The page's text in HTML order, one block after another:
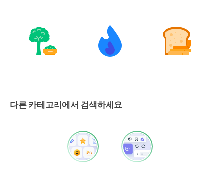
다른 카테고리에서 검색하세요